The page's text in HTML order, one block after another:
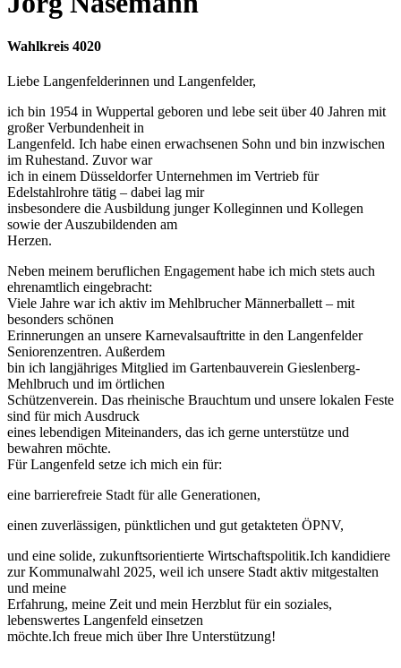
Wahlkreis 4020
Liebe Langenfelderinnen und Langenfelder,
ich bin 1954 in Wuppertal geboren und lebe seit über 40 Jahren mit
großer Verbundenheit in
Langenfeld. Ich habe einen erwachsenen Sohn und bin inzwischen
im Ruhestand. Zuvor war
ich in einem Düsseldorfer Unternehmen im Vertrieb für
Edelstahlrohre tätig – dabei lag mir
insbesondere die Ausbildung junger Kolleginnen und Kollegen
sowie der Auszubildenden am
Herzen.
Neben meinem beruflichen Engagement habe ich mich stets auch
ehrenamtlich eingebracht:
Viele Jahre war ich aktiv im Mehlbrucher Männerballett – mit
besonders schönen
Erinnerungen an unsere Karnevalsauftritte in den Langenfelder
Seniorenzentren. Außerdem
bin ich langjähriges Mitglied im Gartenbauverein Gieslenberg-
Mehlbruch und im örtlichen
Schützenverein. Das rheinische Brauchtum und unsere lokalen Feste
sind für mich Ausdruck
eines lebendigen Miteinanders, das ich gerne unterstütze und
bewahren möchte.
Für Langenfeld setze ich mich ein für:
eine barrierefreie Stadt für alle Generationen,
einen zuverlässigen, pünktlichen und gut getakteten ÖPNV,
und eine solide, zukunftsorientierte Wirtschaftspolitik.Ich kandidiere
zur Kommunalwahl 2025, weil ich unsere Stadt aktiv mitgestalten
und meine
Erfahrung, meine Zeit und mein Herzblut für ein soziales,
lebenswertes Langenfeld einsetzen
möchte.Ich freue mich über Ihre Unterstützung!